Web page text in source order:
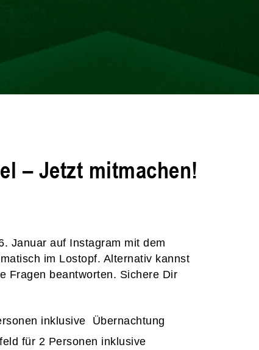
– Jetzt mitmachen!
Januar auf Instagram mit dem
im Lostopf. Alternativ kannst
Fragen beantworten. Sichere Dir
inklusive Übernachtung
für 2 Personen inklusive